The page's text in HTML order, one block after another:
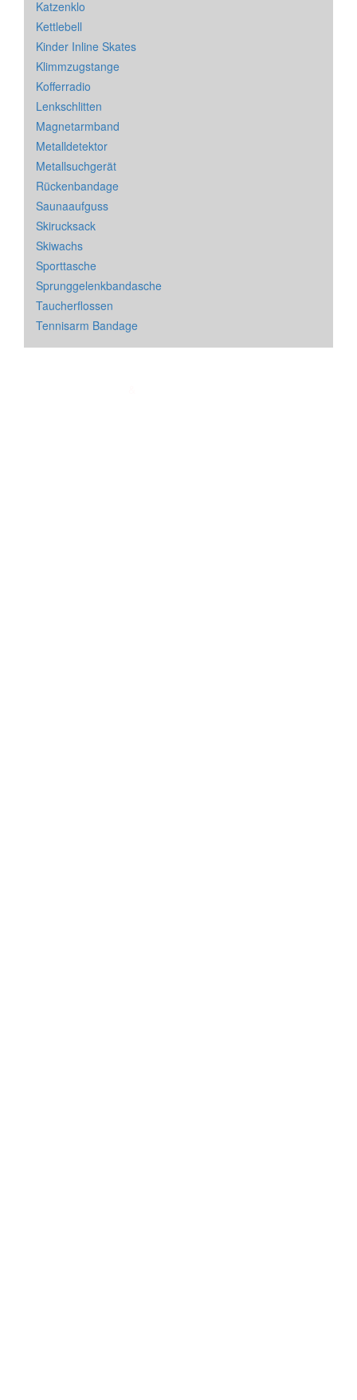
Katzenklo
Kettlebell
Kinder Inline Skates
Klimmzugstange
Kofferradio
Lenkschlitten
Magnetarmband
Metalldetektor
Metallsuchgerät
Rückenbandage
Saunaaufguss
Skirucksack
Skiwachs
Sporttasche
Sprunggelenkbandasche
Taucherflossen
Tennisarm Bandage